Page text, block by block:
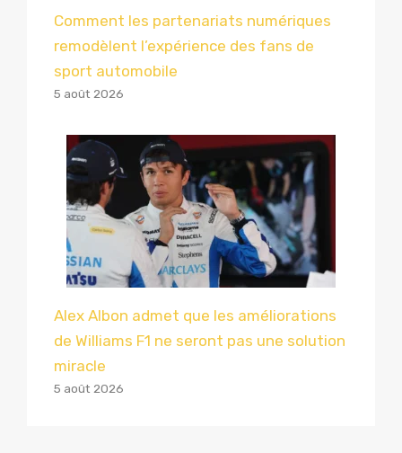
Comment les partenariats numériques
remodèlent l’expérience des fans de
sport automobile
5 août 2026
Alex Albon admet que les améliorations
de Williams F1 ne seront pas une solution
miracle
5 août 2026